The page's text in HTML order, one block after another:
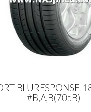
BLURESPONSE
#B,A,B(70dB)